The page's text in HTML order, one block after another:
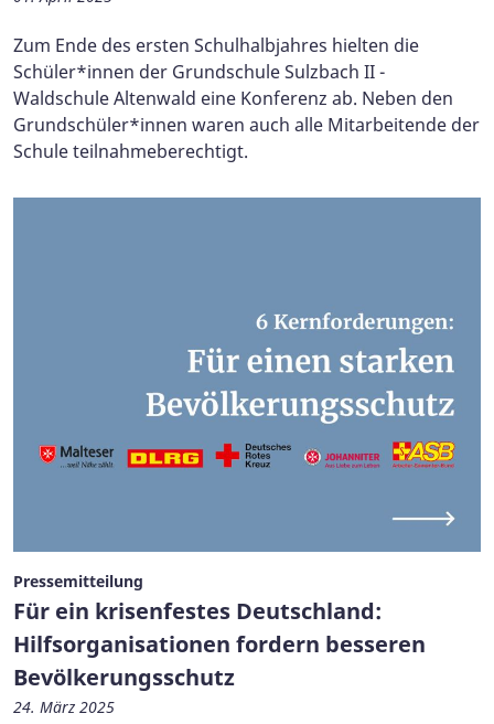
Zum Ende des ersten Schulhalbjahres hielten die
Schüler*innen der Grundschule Sulzbach II -
Waldschule Altenwald eine Konferenz ab. Neben den
Grundschüler*innen waren auch alle Mitarbeitende der
Schule teilnahmeberechtigt.
Pressemitteilung
Für ein krisenfestes Deutschland:
Hilfsorganisationen fordern besseren
Bevölkerungsschutz
24. März 2025